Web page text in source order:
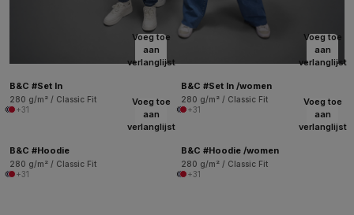
Voeg toe
aan
verlanglijst
B&C #Set In
280 g/m² / Classic Fit
+31
Voeg toe
aan
verlanglijst
B&C #Set In /women
280 g/m² / Classic Fit
+31
Voeg toe
aan
verlanglijst
B&C #Hoodie
280 g/m² / Classic Fit
+31
Voeg toe
aan
verlanglijst
B&C #Hoodie /women
280 g/m² / Classic Fit
+31